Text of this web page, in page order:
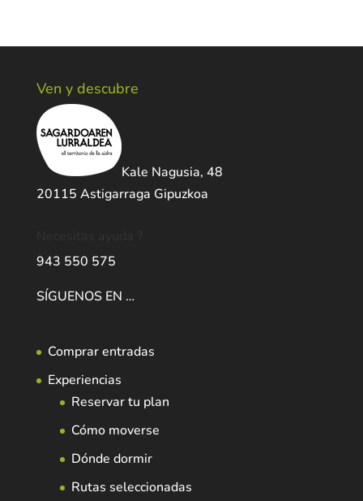
Ven y descubre
Kale Nagusia, 48
20115 Astigarraga Gipuzkoa
943 550 575
SÍGUENOS EN …
Comprar entradas
Experiencias
Reservar tu plan
Cómo moverse
Dónde dormir
Rutas seleccionadas